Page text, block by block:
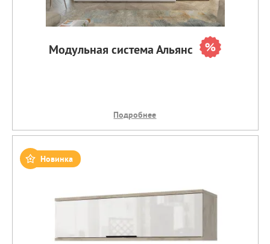
Модульная система Альянс
Подробнее
Новинка